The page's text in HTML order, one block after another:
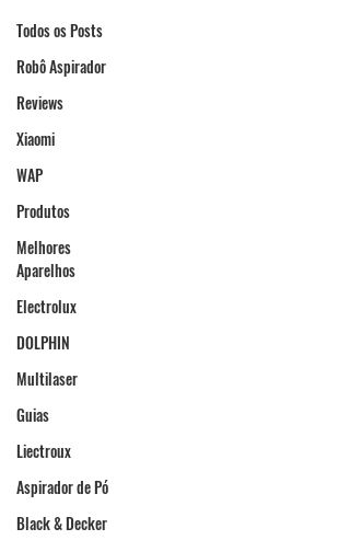
Todos os Posts
Robô Aspirador
Reviews
Xiaomi
WAP
Produtos
Melhores
Aparelhos
Electrolux
DOLPHIN
Multilaser
Guias
Liectroux
Aspirador de Pó
Black & Decker